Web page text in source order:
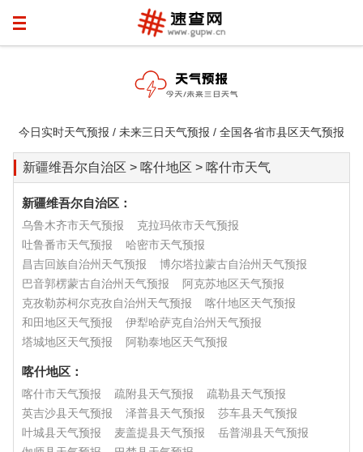
今日实时天气预报 / 未来三日天气预报 / 全国各省市县区天气预报
新疆维吾尔自治区 > 喀什地区 > 喀什市天气
新疆维吾尔自治区：
乌鲁木齐市天气预报
克拉玛依市天气预报
吐鲁番市天气预报
哈密市天气预报
昌吉回族自治州天气预报
博尔塔拉蒙古自治州天气预报
巴音郭楞蒙古自治州天气预报
阿克苏地区天气预报
克孜勒苏柯尔克孜自治州天气预报
喀什地区天气预报
和田地区天气预报
伊犁哈萨克自治州天气预报
塔城地区天气预报
阿勒泰地区天气预报
喀什地区：
喀什市天气预报 疏附县天气预报
疏勒县天气预报
英吉沙县天气预报
泽普县天气预报
莎车县天气预报
叶城县天气预报
麦盖提县天气预报
岳普湖县天气预报